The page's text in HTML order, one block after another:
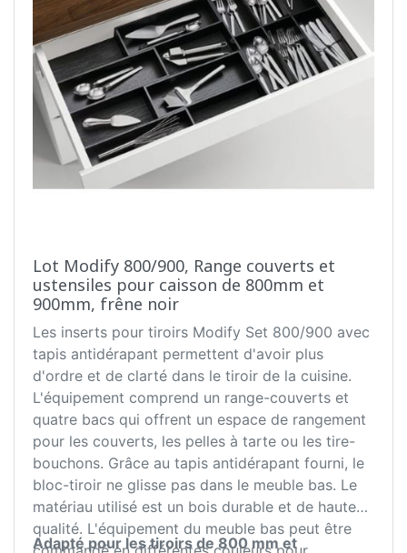
Lot Modify 800/900, Range couverts et
ustensiles pour caisson de 800mm et
900mm, frêne noir
Les inserts pour tiroirs Modify Set 800/900 avec
tapis antidérapant permettent d'avoir plus
d'ordre et de clarté dans le tiroir de la cuisine.
L'équipement comprend un range-couverts et
quatre bacs qui offrent un espace de rangement
pour les couverts, les pelles à tarte ou les tire-
bouchons. Grâce au tapis antidérapant fourni, le
bloc-tiroir ne glisse pas dans le meuble bas. Le
matériau utilisé est un bois durable et de haute
qualité. L'équipement du meuble bas peut être
Adapté pour les tiroirs de 800 mm et